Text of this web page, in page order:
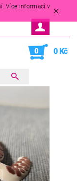
Více informací v
0 0 Kč